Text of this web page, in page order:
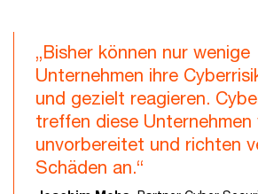
„Bisher können nur wenige
Unternehmen ihre
und gezielt reagieren.
treffen diese Unternehmen
unvorbereitet und richten
Schäden an.“